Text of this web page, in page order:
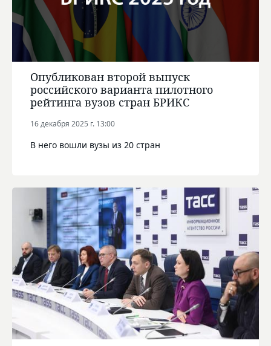
Опубликован второй выпуск
российского варианта пилотного
рейтинга вузов стран БРИКС
16 декабря 2025 г. 13:00
В него вошли вузы из 20 стран